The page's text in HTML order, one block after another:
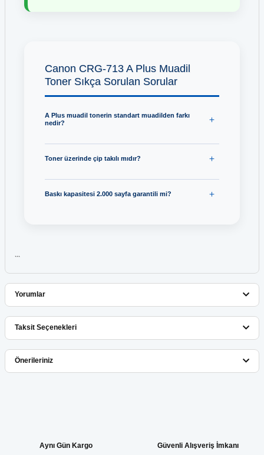
Canon CRG-713 A Plus Muadil
Toner Sıkça Sorulan Sorular
A Plus muadil tonerin standart muadilden farkı
nedir?
Toner üzerinde çip takılı mıdır?
Baskı kapasitesi 2.000 sayfa garantili mi?
```
Yorumlar
Bu ürüne ilk yorumu siz yapın!
Taksit Seçenekleri
Önerileriniz
Aynı Gün Kargo
Güvenli Alışveriş İmkanı